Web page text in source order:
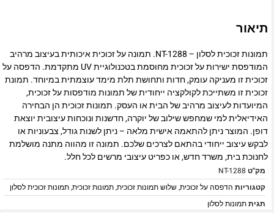
תיאור
תמונות זכוכית לסלון – NT-1288. תמונה על זכוכית איכותית בעיצוב מרהיב
המודפסת ישירות על זכוכית מחוסמת בטכנולוגיית UV מתקדמת. הדפסה על
זכוכית זו מעניקה עומק, חדות ותחושת תלת מימד עוצמתית במיוחד. תמונת
זכוכית זו משתייכת לקולקציה ייחודית של תמונות מודפסות על זכוכית,
המיועדות לעיצוב מרהיב של הבית או העסק. תמונות זכוכית הן הבחירה
האידיאלית למי שמחפש שילוב של יוקרה, חדשנות ונוכחות עיצובית יוצאת
דופן. המוצר ניתן להתאמה אישית מלאה – ניתן לשנות גודל, צבעוניות או
לבקש עיצוב ייחודי בהתאם לצרכים שלכם. תמונה זו מהווה מתנה מושלמת
לחנוכת בית, משרד חדש, או כפריט עיצובי מרשים לכל חלל.
מק"ט NT-1288
קטגוריות הדפסה על זכוכית,שלוש תמונות זכוכית,תמונות זכוכית,תמונות זכוכית לסלון
תגיתתמונות לסלון